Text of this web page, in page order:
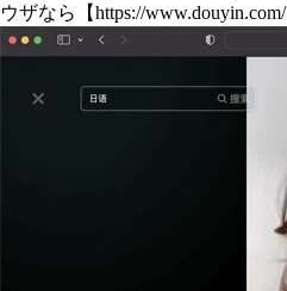
ウザなら【https://